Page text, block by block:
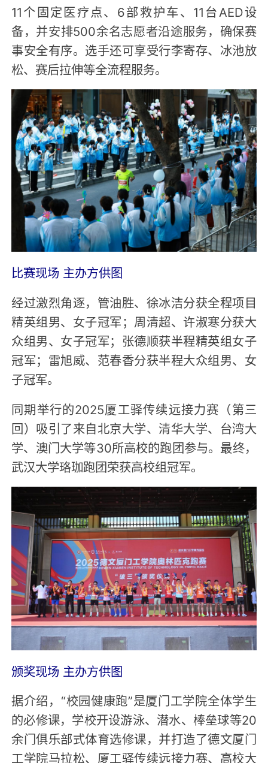
11个固定医疗点、6部救护车、11台AED设
备，并安排500余名志愿者沿途服务，确保赛
事安全有序。选手还可享受行李寄存、冰池放
松、赛后拉伸等全流程服务。
比赛现场 主办方供图
经过激烈角逐，管油胜、徐冰洁分获全程项目
精英组男、女子冠军；周清超、许淑寒分获大
众组男、女子冠军；张德顺获半程精英组女子
冠军；雷旭威、范春香分获半程大众组男、女
子冠军。
同期举行的2025厦工驿传续远接力赛（第三
回）吸引了来自北京大学、清华大学、台湾大
学、澳门大学等30所高校的跑团参与。最终，
武汉大学珞珈跑团荣获高校组冠军。
颁奖现场 主办方供图
据介绍，“校园健康跑”是厦门工学院全体学生
的必修课，学校开设游泳、潜水、棒垒球等20
余门俱乐部式体育选修课，并打造了德文厦门
工学院马拉松、厦工驿传续远接力赛、高校大